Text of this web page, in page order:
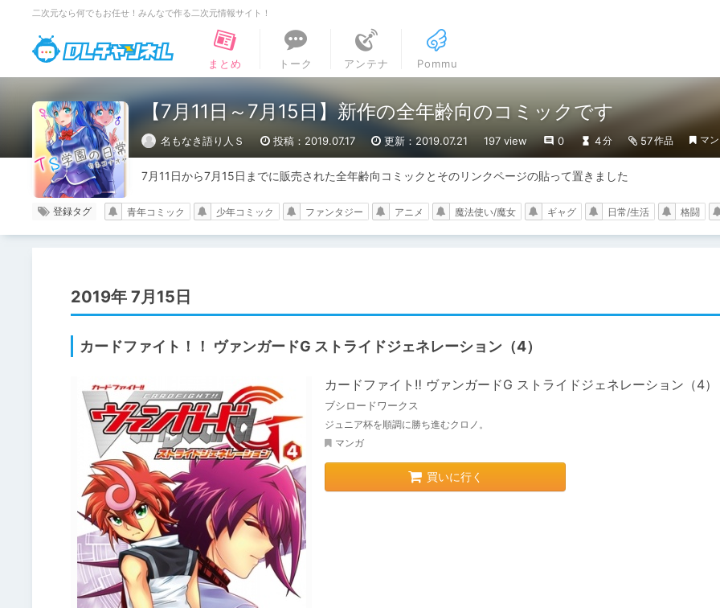
二次元なら何でもお任せ！みんなで作る二次元情報サイト！
DLチャンネル
まとめ
トーク アンテナ Pommu
【7月11日～7月15日】新作の全年齢向のコミックです
名もなき語り人Ｓ 投稿：2019.07.17 更新：2019.07.21 197 view 0 4分 57作品 マ
7月11日から7月15日までに販売された全年齢向コミックとそのリンクページの貼って置きました
登録タグ 青年コミック 少年コミック ファンタジー アニメ 魔法使い/魔女 ギャグ 日常/生活 格闘
2019年 7月15日
カードファイト！！ ヴァンガードG ストライドジェネレーション（4）
カードファイト‼ ヴァンガードG ストライドジェネレーション（4）
ブシロードワークス
ジュニア杯を順調に勝ち進むクロノ。
マンガ
買いに行く